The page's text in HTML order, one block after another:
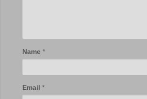
Name *
Email *